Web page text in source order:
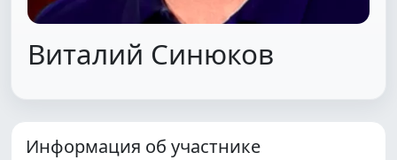
Виталий Синюков
Информация об участнике